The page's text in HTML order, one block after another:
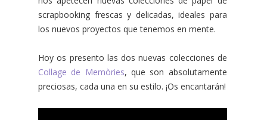
scrapbooking frescas y delicadas, ideales para
los nuevos proyectos que tenemos en mente.
Hoy os presento las dos nuevas colecciones de
Collage de Memòries, que son absolutamente
preciosas, cada una en su estilo. ¡Os encantarán!